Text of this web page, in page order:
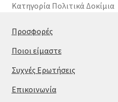
Κατηγορία Πολιτικά Δοκίμια
Προσφορές
Ποιοι είμαστε
Συχνές Ερωτήσεις
Επικοινωνία